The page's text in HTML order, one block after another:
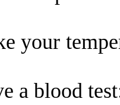
your
a blood